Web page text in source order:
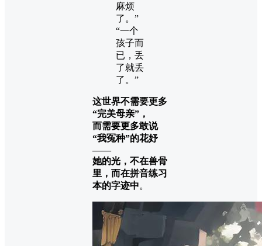
麻烦
了。”
“一个
孩子而
已，丢
了就丢
了。”
这世界不需要更多
“完美母亲”，
而需要更多敢说
“我冤种”的花妤
——
她的光，不在兽骨
里，而在拼音练习
本的字迹中。